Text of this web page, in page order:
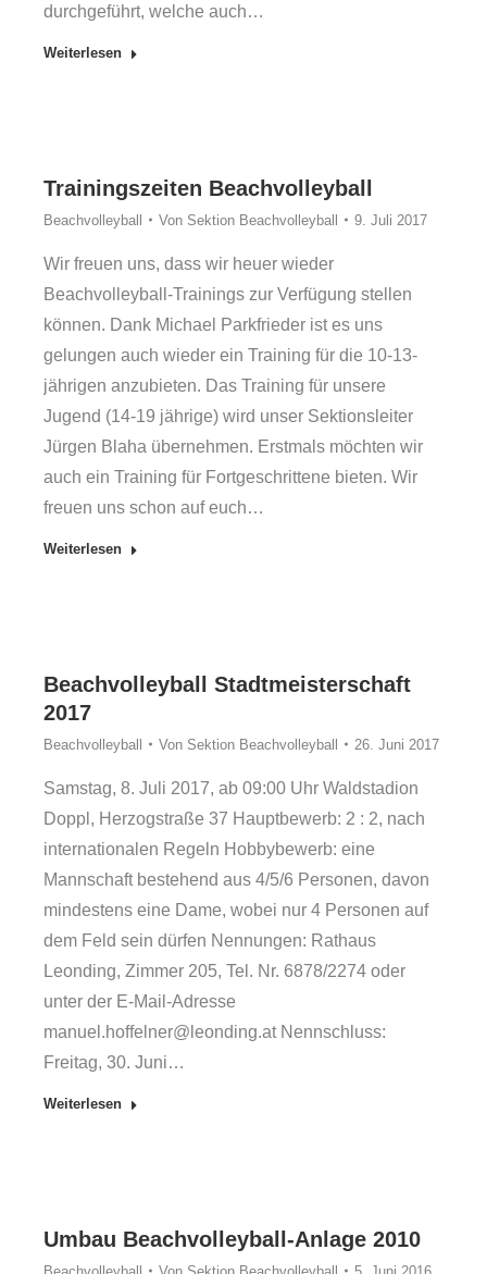
durchgeführt, welche auch…
Weiterlesen
Trainingszeiten Beachvolleyball
Beachvolleyball Von Sektion Beachvolleyball 9. Juli 2017
Wir freuen uns, dass wir heuer wieder
Beachvolleyball-Trainings zur Verfügung stellen
können. Dank Michael Parkfrieder ist es uns
gelungen auch wieder ein Training für die 10-13-
jährigen anzubieten. Das Training für unsere
Jugend (14-19 jährige) wird unser Sektionsleiter
Jürgen Blaha übernehmen. Erstmals möchten wir
auch ein Training für Fortgeschrittene bieten. Wir
freuen uns schon auf euch…
Weiterlesen
Beachvolleyball Stadtmeisterschaft
2017
Beachvolleyball Von Sektion Beachvolleyball 26. Juni 2017
Samstag, 8. Juli 2017, ab 09:00 Uhr Waldstadion
Doppl, Herzogstraße 37 Hauptbewerb: 2 : 2, nach
internationalen Regeln Hobbybewerb: eine
Mannschaft bestehend aus 4/5/6 Personen, davon
mindestens eine Dame, wobei nur 4 Personen auf
dem Feld sein dürfen Nennungen: Rathaus
Leonding, Zimmer 205, Tel. Nr. 6878/2274 oder
unter der E-Mail-Adresse
manuel.hoffelner@leonding.at Nennschluss:
Freitag, 30. Juni…
Weiterlesen
Umbau Beachvolleyball-Anlage 2010